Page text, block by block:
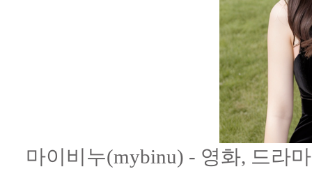
마이비누(mybinu) - 영화, 드라